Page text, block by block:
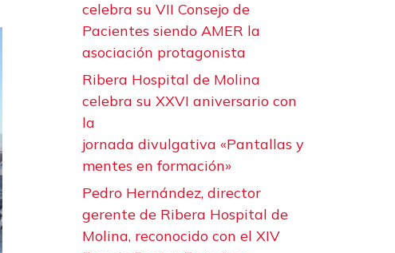
celebra su VII Consejo de
Pacientes siendo AMER la
asociación protagonista
Ribera Hospital de Molina
celebra su XXVI aniversario con
la
jornada divulgativa «Pantallas y
mentes en formación»
Pedro Hernández, director
gerente de Ribera Hospital de
Molina, reconocido con el XIV